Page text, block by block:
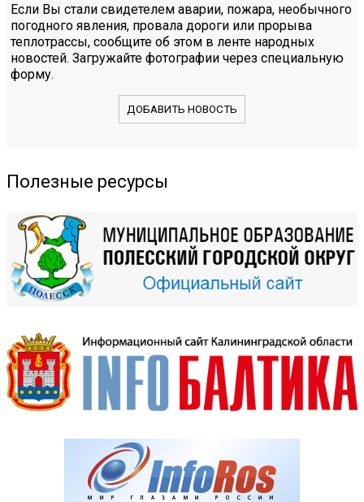
Если Вы стали свидетелем аварии, пожара, необычного
погодного явления, провала дороги или прорыва
теплотрассы, сообщите об этом в ленте народных
новостей. Загружайте фотографии через специальную
форму.
ДОБАВИТЬ НОВОСТЬ
Полезные ресурсы